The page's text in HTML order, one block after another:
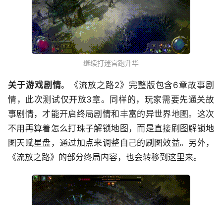
继续打迷宫跑升华
关于游戏剧情。《流放之路2》完整版包含6章故事剧
情，此次测试仅开放3章。同样的，玩家需要先通关故
事剧情，才能开启终局剧情和丰富的异世界地图。这次
不用再算着怎么打珠子解锁地图，而是直接刷图解锁地
图天赋星盘，通过加点来调整自己的刷图效益。另外，
《流放之路》的部分终局内容，也会转移到这里来。